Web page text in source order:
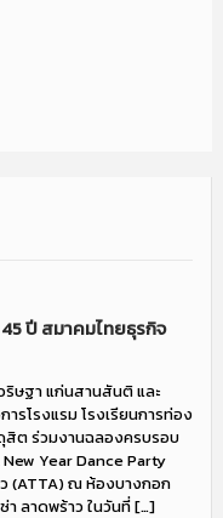
ปี สมาคมไทยธุรกิจ
ษฐา แก่นสานสันติ และ
รโรงแรม โรงเรียนการท่อง
สิต ร่วมงานฉลองครบรอบ
Year Dance Party
(ATTA) ณ ห้องบางกอก
า ลาดพร้าว ในวันที่ […]